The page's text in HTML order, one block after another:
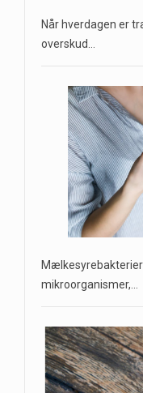
Når hverdagen er
overskud…
mikroorganismer,…